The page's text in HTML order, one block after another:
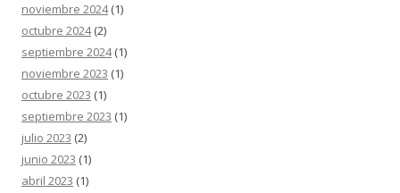
noviembre 2024(1)
octubre 2024(2)
septiembre 2024(1)
noviembre 2023 (1)
octubre 2023 (1)
septiembre 2023 (1)
julio 2023 (2)
junio 2023 (1)
abril 2023 (1)